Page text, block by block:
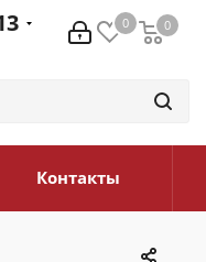
0 0
0
Контакты